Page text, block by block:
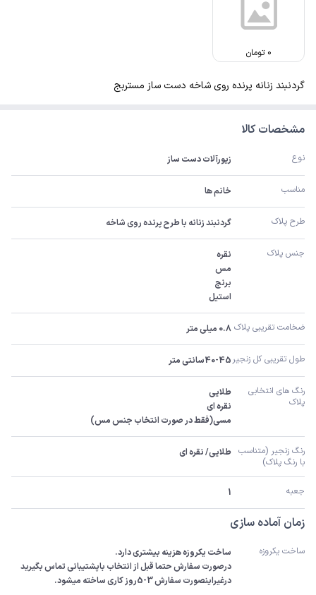
0 تومان
گردنبند زنانه پرنده روی شاخه دست ساز مستربج
مشخصات کالا
نوع زیورآلات دست ساز
مناسب خانم ها
طرح پلاک گردنبند زنانه با طرح پرنده روی شاخه
جنس پلاک
استیل
ضخامت تقریبی پلاک 0.8 میلی متر
طول تقریبی کل زنجیر 40-45سانتی متر
پلاک
مسی(فقط در صورت انتخاب جنس مس)
با رنگ پلاک)
طلایی/ نقره ای
جعبه 1
زمان آماده سازی
ساخت یکروزه
درغیراینصورت سفارش 3-5روز کاری ساخته میشود.